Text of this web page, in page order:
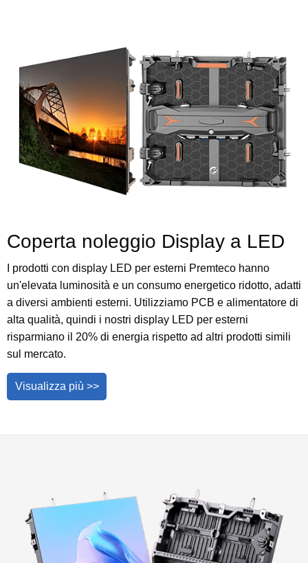
Coperta noleggio Display a LED
I prodotti con display LED per esterni Premteco hanno
un'elevata luminosità e un consumo energetico ridotto, adatti
a diversi ambienti esterni. Utilizziamo PCB e alimentatore di
alta qualità, quindi i nostri display LED per esterni
risparmiano il 20% di energia rispetto ad altri prodotti simili
sul mercato.
Visualizza più >>